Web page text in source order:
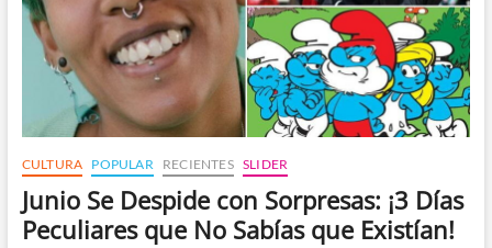
CULTURA POPULAR RECIENTES SLIDER
Junio Se Despide con Sorpresas: ¡3 Días
Peculiares que No Sabías que Existían!